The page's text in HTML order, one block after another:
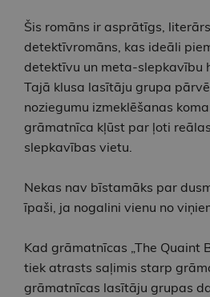
Šis romāns ir asprātīgs,
detektīvromāns, kas ideāli
detektīvu un meta-slepkavību
Tajā klusa lasītāju grupa
noziegumu izmeklēšanas
grāmatnīca kļūst par ļoti
slepkavības vietu.
Nekas nav bīstamāks par
īpaši, ja nogalini vienu no
Kad grāmatnīcas „The Quaint
tiek atrasts saļimis starp
grāmatnīcas lasītāju grupas